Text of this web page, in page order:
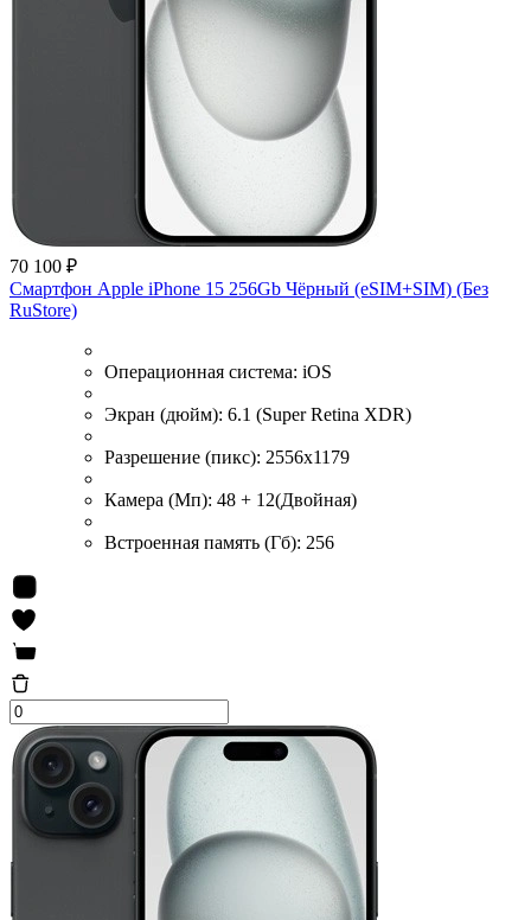
70 100 ₽
Смартфон Apple iPhone 15 256Gb Чёрный (eSIM+SIM) (Без
RuStore)
Операционная система: iOS
Экран (дюйм): 6.1 (Super Retina XDR)
Разрешение (пикс): 2556x1179
Камера (Мп): 48 + 12(Двойная)
Встроенная память (Гб): 256